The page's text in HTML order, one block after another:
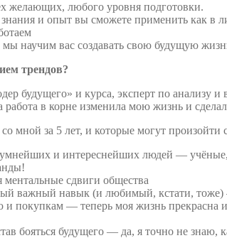
желающих, любого уровня подготовки.
и опыт вы сможете применить как в
научим вас создавать свою будущую
трендов?
будущего» и курса, эксперт по анализу
в корне изменила мою жизнь и
мной за 5 лет, и которые могут произойти
и интереснейших людей —
сдвиги общества
важный навык (и любимый, кстати,
покупкам — теперь моя жизнь
бояться будущего — да, я точно не знаю,